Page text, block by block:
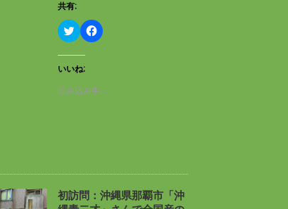
共有:
ク
リ
ク
し
て
T
w
(
し
い
F
a
k
リ
ク
し
いいね:
読み込み中…
初訪問：沖縄県那覇市「沖